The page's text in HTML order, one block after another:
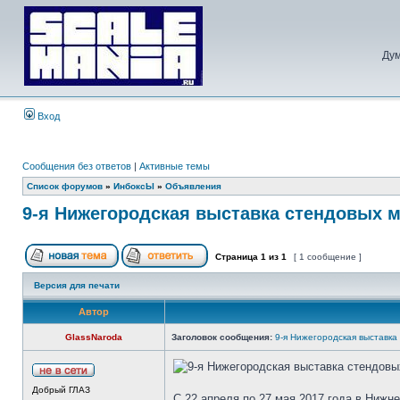
Вход
Сообщения без ответов | Активные темы
Список форумов » ИнбоксЫ » Объявления
9-я Нижегородская выставка стендовых
Страница 1 из 1 [ 1 сообщение ]
Версия для печати
Автор
GlassNaroda Заголовок сообщения: 9-я Нижегородская
Добрый ГЛАЗ